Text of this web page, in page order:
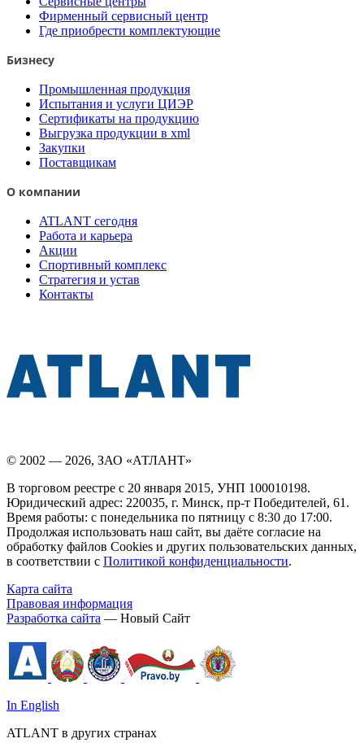
Фирменный сервисный центр
Где приобрести комплектующие
Бизнесу
Промышленная продукция
Испытания и услуги ЦИЭР
Сертификаты на продукцию
Выгрузка продукции в xml
Закупки
Поставщикам
О компании
ATLANT сегодня
Работа и карьера
Акции
Спортивный комплекс
Стратегия и устав
Контакты
© 2002 — 2026, ЗАО «АТЛАНТ»
В торговом реестре с 20 января 2015, УНП 100010198.
Юридический адрес: 220035, г. Минск, пр-т Победителей, 61.
Время работы: с понедельника по пятницу с 8:30 до 17:00.
Продолжая использовать наш сайт, вы даёте согласие на
обработку файлов Cookies и других пользовательских данных,
в соответствии с Политикой конфиденциальности.
Карта сайта
Правовая информация
Разработка сайта — Новый Сайт
In English
ATLANT в других странах